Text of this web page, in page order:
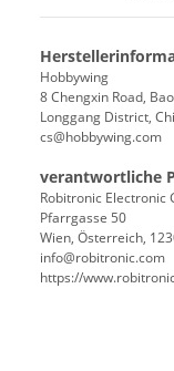
Hobbywing
8 Chengxin Road,
Longgang District,
cs@hobbywing.com
verantwortliche
Robitronic Electronic
Pfarrgasse 50
Wien, Österreich,
info@robitronic.com
https://